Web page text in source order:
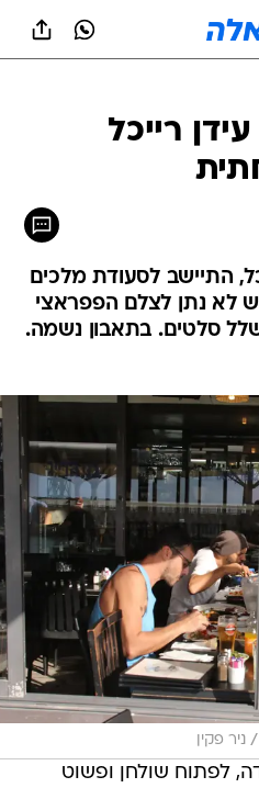
רייכל
התיישב לסעודת מלכים
לא נתן לצלם הפפראצי
סלטים. בתאבון נשמה.
/ ניר פקין
לפתוח שולחן ופשוט